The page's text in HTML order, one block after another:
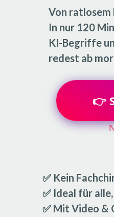
👉
Von ratlosem
In nur 120
KI-Begriffe
redest ab
✅ Kein
✅ Ideal für
✅ Mit Video &